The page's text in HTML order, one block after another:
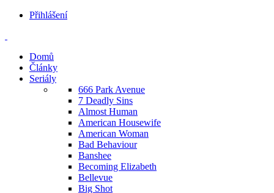
Přihlášení
Domů
Články
Seriály
666 Park Avenue
7 Deadly Sins
Almost Human
American Housewife
American Woman
Bad Behaviour
Banshee
Becoming Elizabeth
Bellevue
Big Shot